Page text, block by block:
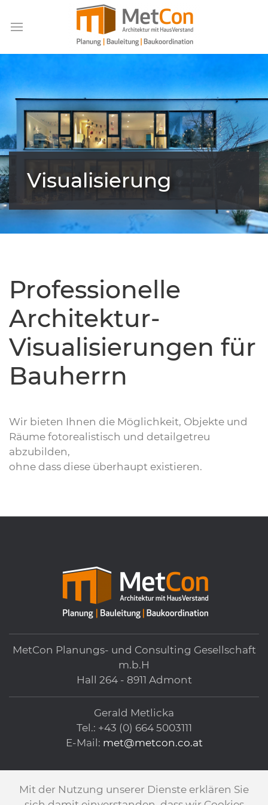
Visualisierung
Professionelle
Architektur-
Visualisierungen für
Bauherrn
Wir bieten Ihnen die Möglichkeit, Objekte und
Räume fotorealistisch und detailgetreu
abzubilden,
ohne dass diese überhaupt existieren.
MetCon Planungs- und Consulting Gesellschaft
m.b.H
Hall 264 - 8911 Admont
Gerald Metlicka
Tel.: +43 (0) 664 5003111
E-Mail: met@metcon.co.at
Impressum Datenschutz Login
Mit der Nutzung unserer Dienste erklären Sie